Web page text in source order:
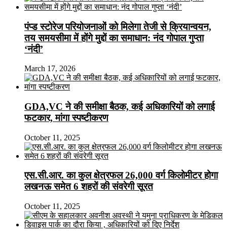
पंप्ड स्टोरेज परियोजनाओं को मिलेगा तेजी से क्रियान्वयन,
तय समयसीमा में होंगे मुद्दों का समाधान: नंद गोपाल गुप्ता
‘नंदी’
March 17, 2026
GDA,VC ने की समीक्षा बैठक, कई अधिकारियों को लगाई
फटकार, मांगा स्पष्टीकरण
October 11, 2025
एस.सी.आर. का कुल क्षेत्रफल 26,000 वर्ग किलोमीटर होगा
लखनऊ समेत 6 शहरों की संवरेगी सूरत
October 11, 2025